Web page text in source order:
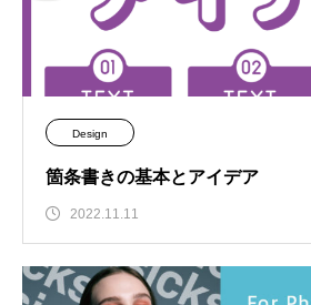
Design
箇条書きの基本とアイデア
2022.11.11